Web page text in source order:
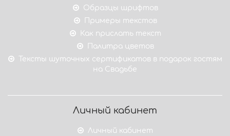
Образцы шрифтов
Примеры текстов
Как прислать текст
Палитра цветов
Тексты шуточных сертификатов в подарок гостям
на Свадьбе
Личный кабинет
Личный кабинет